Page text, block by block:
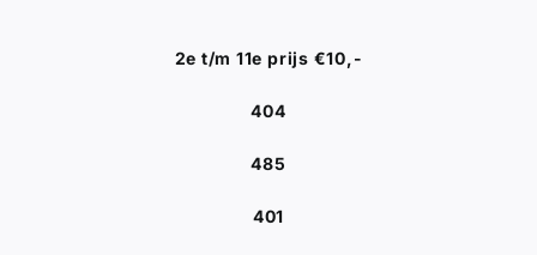
2e t/m 11e prijs €10,-
404
485
401